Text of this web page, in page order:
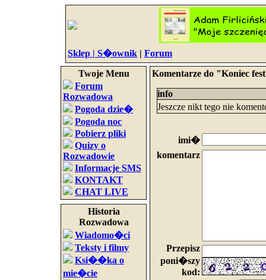
Sklep | S�ownik | Forum
Twoje Menu
Forum
Rozwadowa
Pogoda dzie�
Pogoda noc
Pobierz pliki
Quizy o
Rozwadowie
Informacje SMS
KONTAKT
CHAT LIVE
Historia
Rozwadowa
Wiadomo�ci
Teksty i filmy
Ksi��ka o
mie�cie
Komentarze do "Koniec
info
Jeszcze nikt tego nie
imi�
komentarz
Przepisz
poni�szy
kod: